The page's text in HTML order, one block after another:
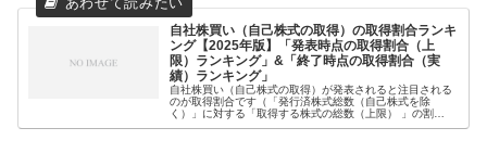
自社株買い（自己株式の取得）の取得割合ランキ
ング【2025年版】「発表時点の取得割合（上
限）ランキング」&「終了時点の取得割合（実
績）ランキング」
自社株買い（自己株式の取得）が発表されると注目される
のが取得割合です（「発行済株式総数（自己株式を除
く）」に対する「取得する株式の総数（上限） 」の割